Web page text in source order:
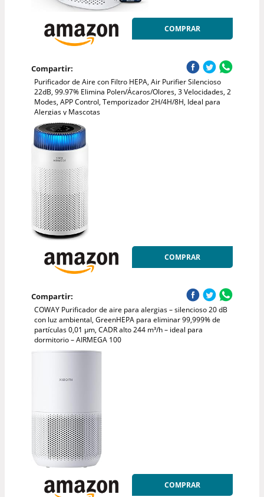
COMPRAR
Compartir:
Purificador de Aire con Filtro HEPA, Air Purifier Silencioso
22dB, 99.97% Elimina Polen/Ácaros/Olores, 3 Velocidades, 2
Modes, APP Control, Temporizador 2H/4H/8H, Ideal para
Alergias y Mascotas
COMPRAR
Compartir:
COWAY Purificador de aire para alergias – silencioso 20 dB
con luz ambiental, GreenHEPA para eliminar 99,999% de
partículas 0,01 µm, CADR alto 244 m³/h – ideal para
dormitorio – AIRMEGA 100
COMPRAR